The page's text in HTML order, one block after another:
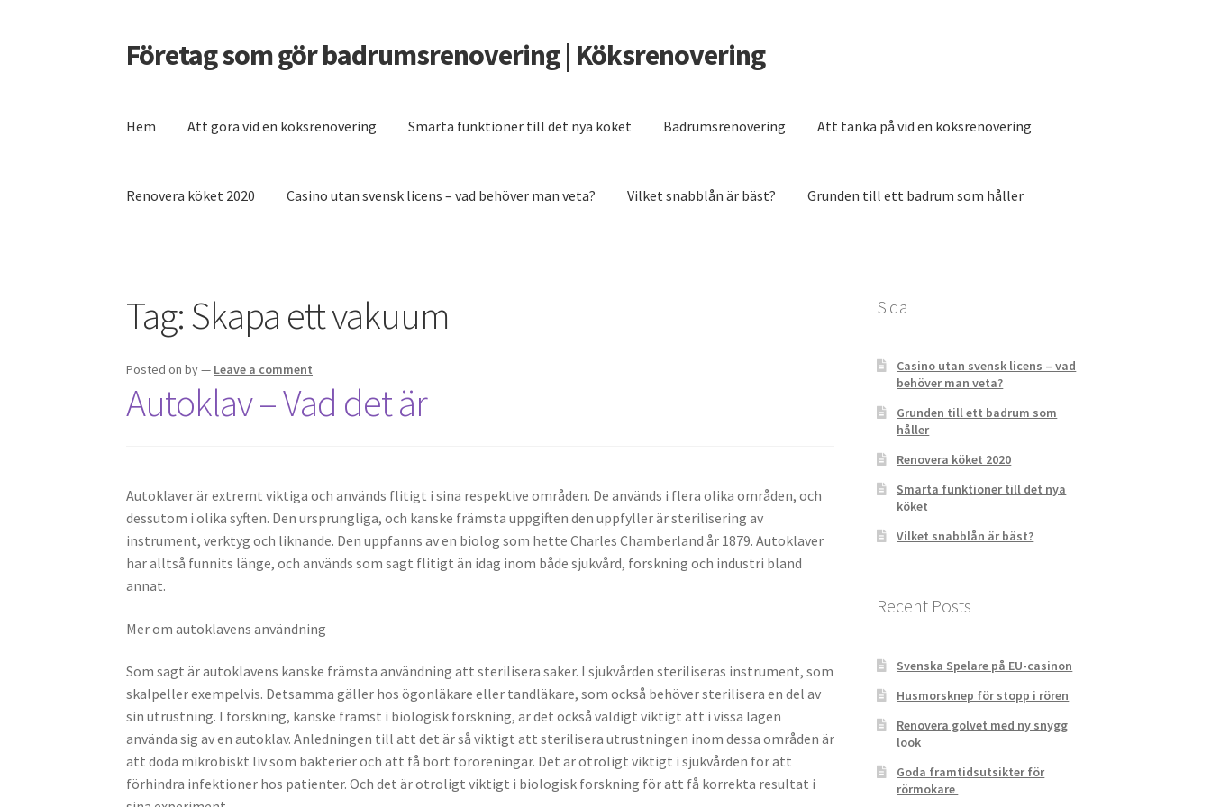
Skip
to
Skip
to
Företag som gör badrumsrenovering | Köksrenovering
Hem Att göra vid en köksrenovering Smarta funktioner till det nya köket Badrumsrenovering Att tänka på vid en köksrenovering
Renovera köket 2020 Casino utan svensk licens – vad behöver man veta? Vilket snabblån är bäst? Grunden till ett badrum som håller
Vilket snabblån är bäst?
Tag:Skapa ett vakuum
Posted onby— Leave a comment
Autoklav – Vad det är
Autoklaver är extremt viktiga och används flitigt i sina respektive områden. De används i flera olika områden, och
dessutom i olika syften. Den ursprungliga, och kanske främsta uppgiften den uppfyller är sterilisering av
instrument, verktyg och liknande. Den uppfanns av en biolog som hette Charles Chamberland år 1879. Autoklaver
har alltså funnits länge, och används som sagt flitigt än idag inom både sjukvård, forskning och industri bland
annat.
Mer om autoklavens användning
Som sagt är autoklavens kanske främsta användning att sterilisera saker. I sjukvården steriliseras instrument, som
skalpeller exempelvis. Detsamma gäller hos ögonläkare eller tandläkare, som också behöver sterilisera en del av
sin utrustning. I forskning, kanske främst i biologisk forskning, är det också väldigt viktigt att i vissa lägen
använda sig av en autoklav. Anledningen till att det är så viktigt att sterilisera utrustningen inom dessa områden är
att döda mikrobiskt liv som bakterier och att få bort föroreningar. Det är otroligt viktigt i sjukvården för att
förhindra infektioner hos patienter. Och det är otroligt viktigt i biologisk forskning för att få korrekta resultat i
Sida
Casino utan svensk licens – vad
behöver man veta?
Grunden till ett badrum som
håller
Renovera köket 2020
Smarta funktioner till det nya
köket
Vilket snabblån är bäst?
Recent Posts
Svenska Spelare på EU-casinon
Husmorsknep för stopp i rören
Renovera golvet med ny snygg
look
Goda framtidsutsikter för
rörmokare